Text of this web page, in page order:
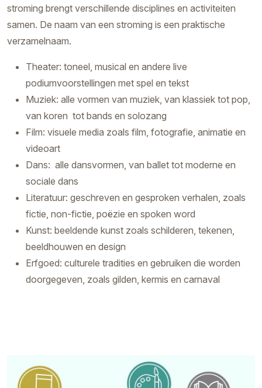
stroming brengt verschillende disciplines en activiteiten
samen. De naam van een stroming is een praktische
verzamelnaam.
Theater: toneel, musical en andere live
podiumvoorstellingen met spel en tekst
Muziek: alle vormen van muziek, van klassiek tot pop,
van koren tot bands en solozang
Film: visuele media zoals film, fotografie, animatie en
videoart
Dans: alle dansvormen, van ballet tot moderne en
sociale dans
Literatuur: geschreven en gesproken verhalen, zoals
fictie, non-fictie, poëzie en spoken word
Kunst: beeldende kunst zoals schilderen, tekenen,
beeldhouwen en design
Erfgoed: culturele tradities en gebruiken die worden
doorgegeven, zoals gilden, kermis en carnaval